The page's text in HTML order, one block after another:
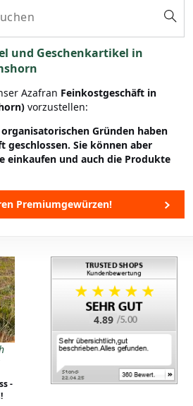
und Geschenkartikel in
Azafran Feinkostgeschäft in
vorzustellen:
Gründen haben
geschlossen. Sie können aber
einkaufen und auch die Produkte
Premiumgewürzen!
-
4.89